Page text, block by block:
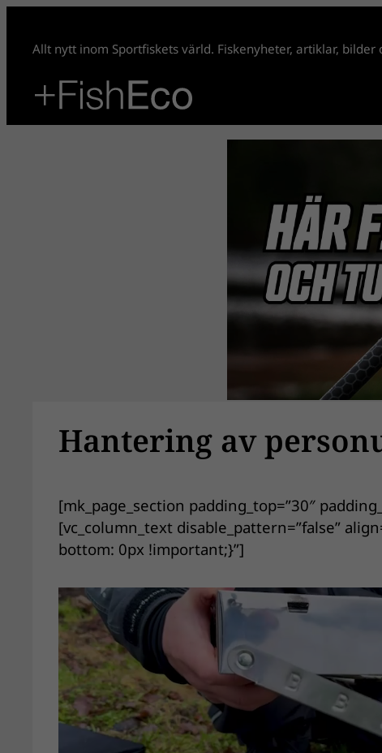
Allt nytt inom Sportfiskets värld. Fiskenyheter, artiklar, bilder
Hantering av
[mk_page_section padding_top=”30″
[vc_column_text disable_pattern=”false”
bottom: 0px !important;}”]